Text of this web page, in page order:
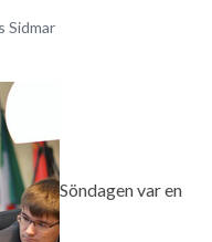
Sidmar
Söndagen var en